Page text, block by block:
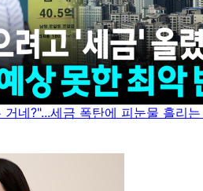
거네?"...세금 폭탄에 피눈물 흘리